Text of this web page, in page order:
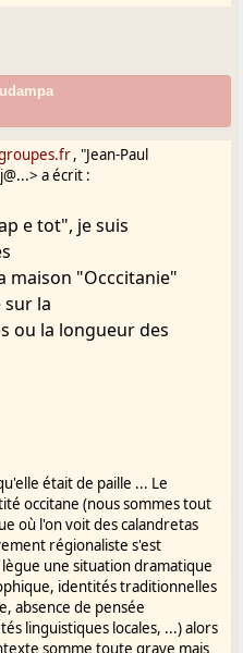
<
12:14 PM
doman] Manif. pour
des gens qui ne
crédits
partisanes,
de dire que
une
qui la réserve à
, "Jean-Paul
a écrit :
e tot", je suis
maison "Occcitanie"
sur la
ou la longueur des
était de paille ... Le
occitane (nous sommes tout
où l'on voit des calandretas
régionaliste s'est
une situation dramatique
identités traditionnelles
absence de pensée
linguistiques locales, ...) alors
somme toute grave mais